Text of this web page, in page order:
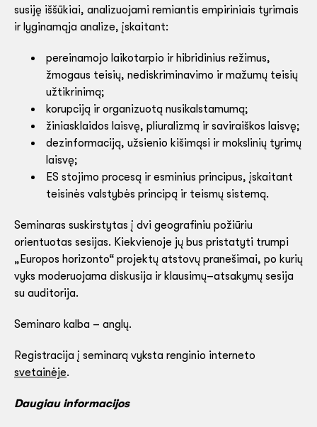
susiję iššūkiai, analizuojami remiantis empiriniais tyrimais
ir lyginamąja analize, įskaitant:
pereinamojo laikotarpio ir hibridinius režimus,
žmogaus teisių, nediskriminavimo ir mažumų teisių
užtikrinimą;
korupciją ir organizuotą nusikalstamumą;
žiniasklaidos laisvę, pliuralizmą ir saviraiškos laisvę;
dezinformaciją, užsienio kišimąsi ir mokslinių tyrimų
laisvę;
ES stojimo procesą ir esminius principus, įskaitant
teisinės valstybės principą ir teismų sistemą.
Seminaras suskirstytas į dvi geografiniu požiūriu
orientuotas sesijas. Kiekvienoje jų bus pristatyti trumpi
„Europos horizonto“ projektų atstovų pranešimai, po kurių
vyks moderuojama diskusija ir klausimų–atsakymų sesija
su auditorija.
Seminaro kalba – anglų.
Registracija į seminarą vyksta renginio interneto
svetainėje.
Daugiau informacijos